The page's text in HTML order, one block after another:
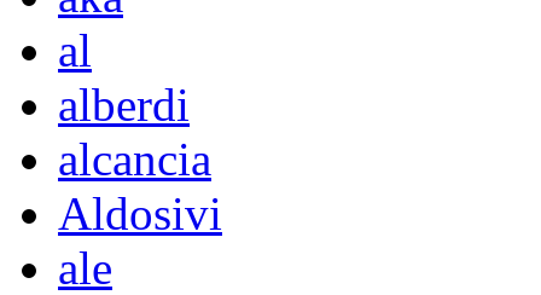
al
alberdi
alcancia
Aldosivi
ale